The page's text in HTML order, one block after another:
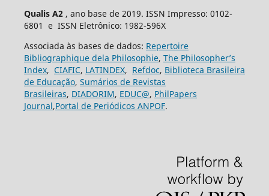
Qualis A2 , ano base de 2019. ISSN Impresso: 0102-
6801 e ISSN Eletrônico: 1982-596X
Associada às bases de dados: Repertoire
Bibliographique dela Philosophie, The Philosopher’s
Index, CIAFIC, LATINDEX, Refdoc, Biblioteca Brasileira
de Educação, Sumários de Revistas
Brasileiras, DIADORIM, EDUC@, PhilPapers
Journal,Portal de Periódicos ANPOF.